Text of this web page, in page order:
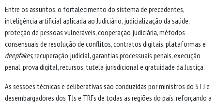
Entre os assuntos, o fortalecimento do sistema de precedentes,
inteligência artificial aplicada ao Judiciário, judicialização da saúde,
proteção de pessoas vulneráveis, cooperação judiciária, métodos
consensuais de resolução de conflitos, contratos digitais, plataformas e
deepfakes, recuperação judicial, garantias processuais penais, execução
penal, prova digital, recursos, tutela jurisdicional e gratuidade da Justiça.
As sessões técnicas e deliberativas são conduzidas por ministros do STJ e
desembargadores dos TJs e TRFs de todas as regiões do país, reforçando a